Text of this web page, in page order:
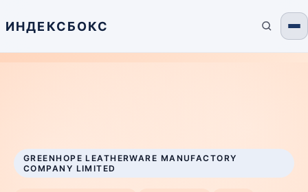
ИНДЕКСБОКС
GREENHOPE LEATHERWARE MANUFACTORY
COMPANY LIMITED